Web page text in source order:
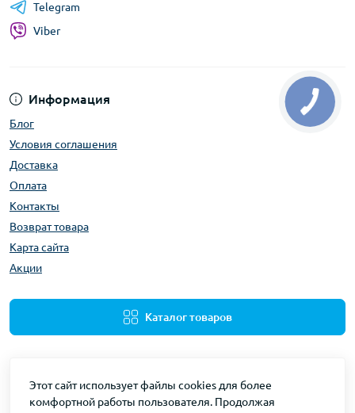
Информация
Блог
Условия соглашения
Доставка
Оплата
Контакты
Возврат товара
Карта сайта
Акции
Каталог товаров
Telegram
Viber
Этот сайт использует файлы cookies для более
комфортной работы пользователя. Продолжая